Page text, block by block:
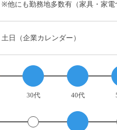
※他にも勤務地多数有（家具・家電
土日（企業カレンダー）
30代 40代